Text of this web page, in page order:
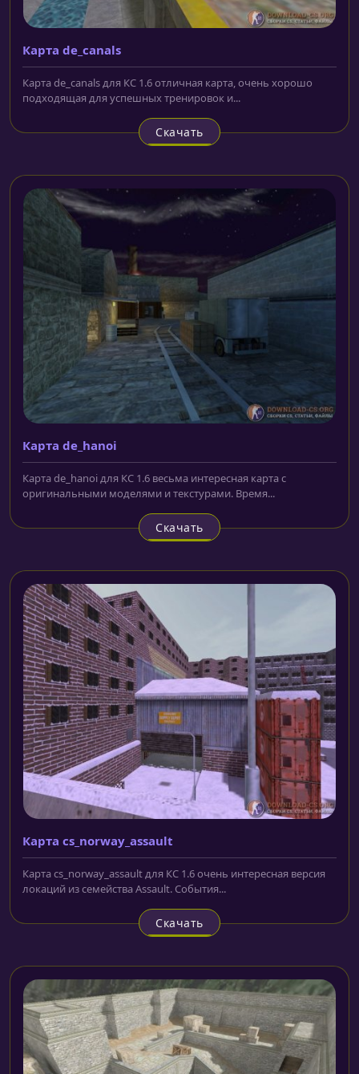
Карта de_canals
Карта de_canals для КС 1.6 отличная карта, очень хорошо
подходящая для успешных тренировок и...
Скачать
Карта de_hanoi
Карта de_hanoi для КС 1.6 весьма интересная карта с
оригинальными моделями и текстурами. Время...
Скачать
Карта cs_norway_assault
Карта cs_norway_assault для КС 1.6 очень интересная версия
локаций из семейства Assault. События...
Скачать